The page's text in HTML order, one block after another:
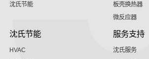
沈氏节能
板壳换热器
微反应器
沈氏节能
HVAC
服务支持
沈氏服务